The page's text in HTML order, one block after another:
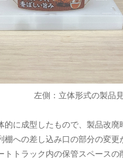
左側：立体形式の製品
に成型したもので、製品改
への差し込み口の部分の変
トラック内の保管スペース